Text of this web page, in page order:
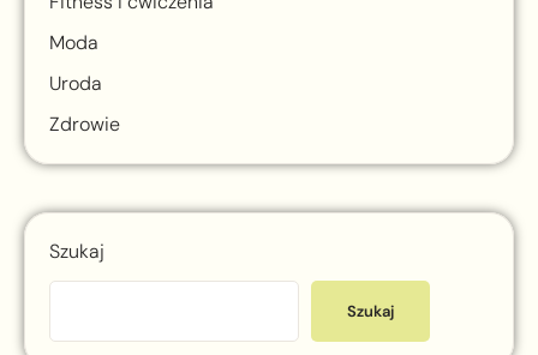
Moda
Uroda
Zdrowie
Szukaj
Szukaj